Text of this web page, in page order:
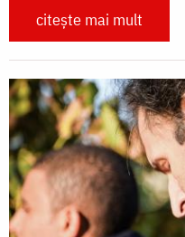
citește mai mult